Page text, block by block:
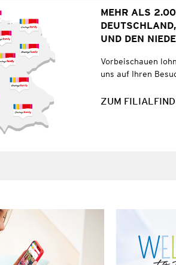
MEHR ALS
UND DEN
Vorbeischauen
uns auf Ihren
ZUM